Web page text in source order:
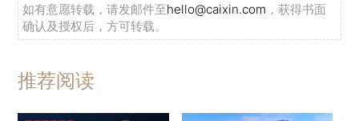
如有意愿转载，请发邮件至hello@caixin.com ，获得书面
确认及授权后，方可转载。
推荐阅读